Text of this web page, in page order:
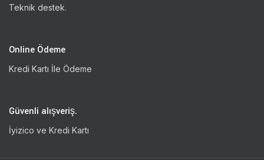
Teknik destek.
Online Ödeme
Kredi Kartı İle Ödeme
Güvenli alışveriş.
İyizico ve Kredi Kartı